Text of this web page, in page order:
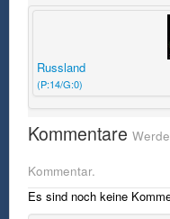
Russland
(P:14/G:0)
Kommentare
Kommentar.
Es sind noch keine